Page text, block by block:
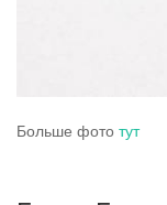
Больше фото тут